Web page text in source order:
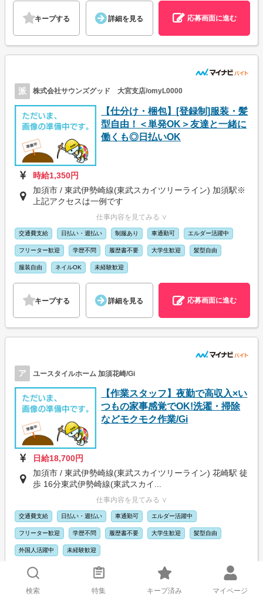
キープする 詳細を見る 応募画面に進む
派 株式会社サウンズグッド 大宮支店/omyL0000
【仕分け・梱包】[登録制]服装・髪
型自由！＜単発OK＞友達と一緒に
働くも◎日払いOK
時給1,350円
加須市 / 東武伊勢崎線(東武スカイツリーライン) 加須駅※
上記アクセスは一例です
仕事内容を見てみる ∨
交通費支給 日払い・週払い 制服あり 車通勤可 エルダー活躍中
フリーター歓迎 学歴不問 履歴書不要 大学生歓迎 髪型自由
服装自由 ネイルOK 未経験歓迎
キープする 詳細を見る 応募画面に進む
ア ユースタイルホーム 加須花崎/Gi
【作業スタッフ】夜勤で高収入×い
つもの家事感覚でOK!洗濯・掃除
などモクモク作業/Gi
日給18,700円
加須市 / 東武伊勢崎線(東武スカイツリーライン) 花崎駅 徒
歩 16分東武伊勢崎線(東武スカイ...
仕事内容を見てみる ∨
交通費支給 日払い・週払い 車通勤可 エルダー活躍中
フリーター歓迎 学歴不問 履歴書不要 大学生歓迎 髪型自由
外国人活躍中 未経験歓迎
応募画面に進む
検索
特集 キープ済み マイページ